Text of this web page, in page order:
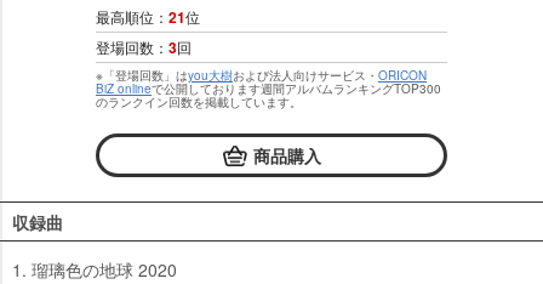
最高順位： 21位
登場回数： 3回
※「登場回数」はyou大樹および法人向けサービス・ ORICON
BiZ onlineで公開しております週間アルバムランキングTOP300
のランクイン回数を掲載しています。
商品購入
収録曲
1. 瑠璃色の地球 2020